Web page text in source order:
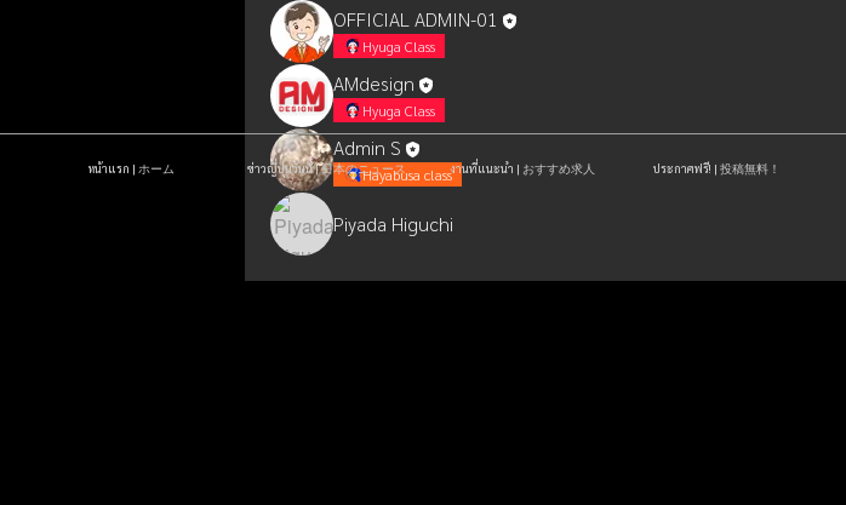
OFFICIAL ADMIN-01
Hyuga Class
AMdesign
Hyuga Class
Admin S
Hayabusa class
Piyada Higuchi
หน้าแรก | ホーム ข่าวญี่ปุ่นวันนี้ | 日本のニュース งานที่แนะนำ | おすすめ求人 ประกาศฟรี! | 投稿無料！